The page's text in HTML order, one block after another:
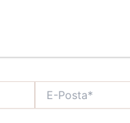
Posta*